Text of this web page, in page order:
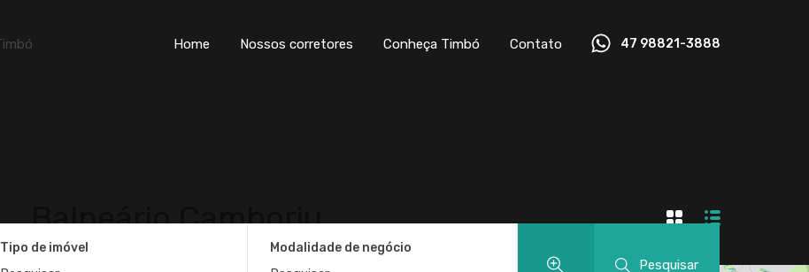
Home Nossos corretores Conheça Timbó Contato 47 98821-3888
Balneário Camboriu
Tipo de imóvel Modalidade de negócio
Pesquisar